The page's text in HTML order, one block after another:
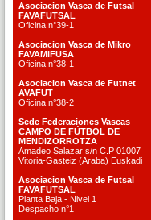
Asociacion Vasca de Futsal
FAVAFUTSAL
Oficina n°39-1
Asociacion Vasca de Mikro
FAVAMIFUSA
Oficina n°38-1
Asociacion Vasca de Futnet
AVAFUT
Oficina n°38-2
Sede Federaciones Vascas
CAMPO DE FÚTBOL DE
MENDIZORROTZA
Amadeo Salazar s/n C.P 01007
Vitoria-Gasteiz (Araba) Euskadi
Asociacion Vasca de Futsal
FAVAFUTSAL
Planta Baja - Nivel 1
Despacho n°1